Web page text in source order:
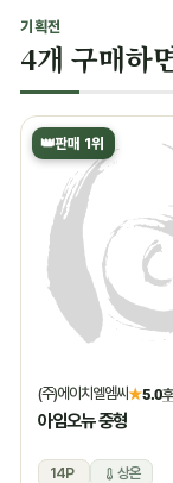
기획전
4개 구매하
👑판매 1위
(주)에이치엘엠씨★5.0
아임오뉴 중형
14P 상온